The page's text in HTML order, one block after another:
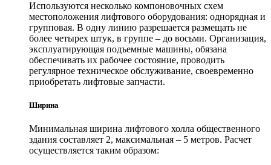
Используются несколько компоновочных схем
местоположения лифтового оборудования: однорядная и
групповая. В одну линию разрешается размещать не
более четырех штук, в группе – до восьми. Организация,
эксплуатирующая подъемные машины, обязана
обеспечивать их рабочее состояние, проводить
регулярное техническое обслуживание, своевременно
приобретать лифтовые запчасти.
Ширина
Минимальная ширина лифтового холла общественного
здания составляет 2, максимальная – 5 метров. Расчет
осуществляется таким образом: